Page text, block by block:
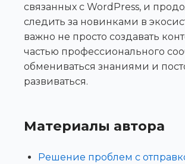
связанных с WordPress, и
следить за новинками в
важно не просто создавать
частью профессионального
обмениваться знаниями и
развиваться.
Материалы автора
Решение проблем с